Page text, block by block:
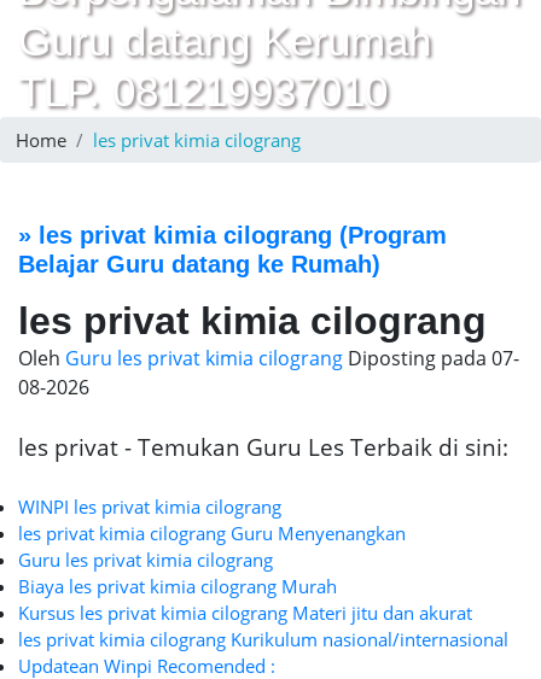
Guru datang Kerumah
TLP. 081219937010
Home les privat kimia cilograng
» les privat kimia cilograng (Program
Belajar Guru datang ke Rumah)
les privat kimia cilograng
Oleh Guru les privat kimia cilograng Diposting pada 07-
08-2026
les privat - Temukan Guru Les Terbaik di sini:
WINPI les privat kimia cilograng
les privat kimia cilograng Guru Menyenangkan
Guru les privat kimia cilograng
Biaya les privat kimia cilograng Murah
Kursus les privat kimia cilograng Materi jitu dan akurat
les privat kimia cilograng Kurikulum nasional/internasional
Updatean Winpi Recomended :